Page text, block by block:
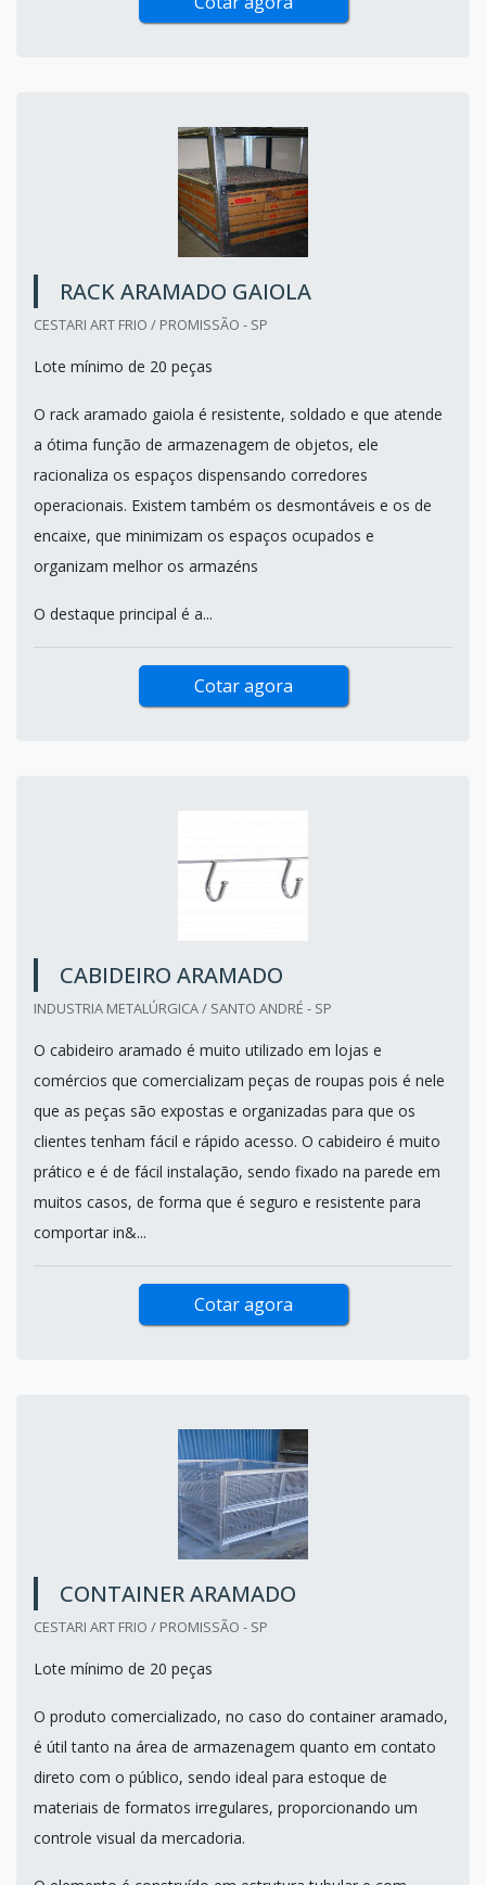
RACK ARAMADO GAIOLA
CESTARI ART FRIO / PROMISSÃO - SP
Lote mínimo de 20 peças
O rack aramado gaiola é resistente, soldado e que atende
a ótima função de armazenagem de objetos, ele
racionaliza os espaços dispensando corredores
operacionais. Existem também os desmontáveis e os de
encaixe, que minimizam os espaços ocupados e
organizam melhor os armazéns
O destaque principal é a...
Cotar agora
CABIDEIRO ARAMADO
INDUSTRIA METALÚRGICA / SANTO ANDRÉ - SP
O cabideiro aramado é muito utilizado em lojas e
comércios que comercializam peças de roupas pois é nele
que as peças são expostas e organizadas para que os
clientes tenham fácil e rápido acesso. O cabideiro é muito
prático e é de fácil instalação, sendo fixado na parede em
muitos casos, de forma que é seguro e resistente para
comportar in&...
Cotar agora
CONTAINER ARAMADO
CESTARI ART FRIO / PROMISSÃO - SP
Lote mínimo de 20 peças
O produto comercializado, no caso do container aramado,
é útil tanto na área de armazenagem quanto em contato
direto com o público, sendo ideal para estoque de
materiais de formatos irregulares, proporcionando um
controle visual da mercadoria.